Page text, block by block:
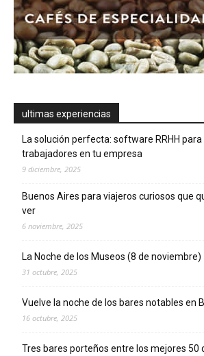
ultimas experiencias
La solución perfecta: software RRHH
trabajadores en tu empresa
9 diciembre, 2025
Buenos Aires para viajeros curiosos que
ver
6 noviembre, 2025
La Noche de los Museos (8 de noviembre)
31 octubre, 2025
Vuelve la noche de los bares notables en
16 octubre, 2025
Tres bares porteños entre los mejores 50